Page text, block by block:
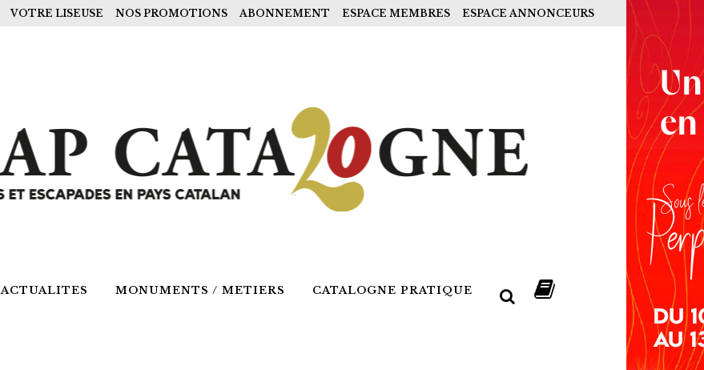
VOTRE LISEUSE NOS PROMOTIONS ABONNEMENT ESPACE MEMBRES ESPACE ANNONCEURS
ACTUALITES MONUMENTS / METIERS CATALOGNE PRATIQUE